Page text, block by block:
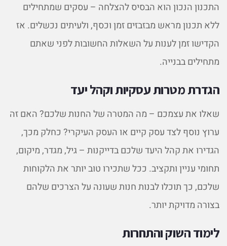
התכנון הנכון הוא הבסיס להצלחה – עסקים שמתחילים
ללא תכנון מראש מבזבזים זמן וכסף, ולעיתים נכשלים. אז
הקדישו זמן לענות על השאלות החשובות לפני שאתם
מתחילים בבנייה.
הגדרת מטרות עסקיות וקהל יעד
שאלו את עצמכם – מה המטרה של החנות שלכם? האם זה
ערוץ נוסף לצד עסק קיים או העסק העיקרי? כחלק מכך,
הגדירו את קהל היעד שלכם בדייקנות – גיל, מגדר, מיקום,
תחומי עניין ותקציב. ככל שתכירו טוב יותר את הלקוחות
שלכם, כך תוכלו לבנות חנות שעונה על הצרכים שלהם
בצורה מדויקת יותר.
לימוד השוק והתחרות